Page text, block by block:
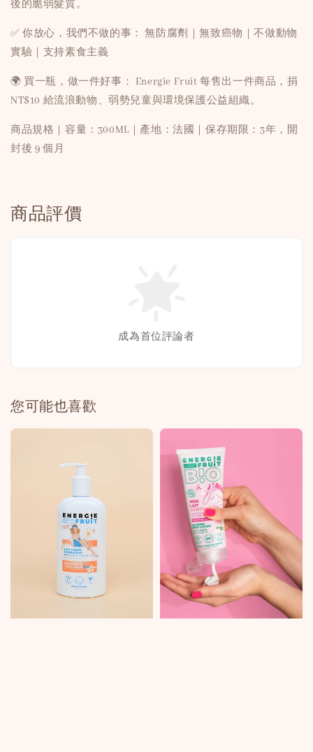
後的脆弱髮質。
✅ 你放心，我們不做的事： 無防腐劑｜無致癌物｜不做動物
實驗｜支持素食主義
🌍 買一瓶，做一件好事： Energie Fruit 每售出一件商品，捐
NT$10 給流浪動物、弱勢兒童與環境保護公益組織。
商品規格｜容量：300ML｜產地：法國｜保存期限：3年，開
封後 9 個月
商品評價
成為首位評論者
您可能也喜歡